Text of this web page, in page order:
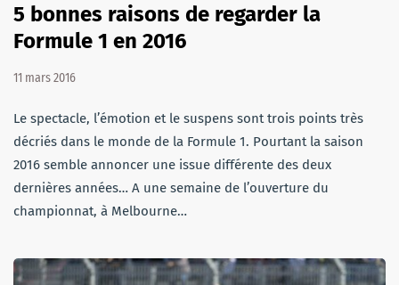
5 bonnes raisons de regarder la
Formule 1 en 2016
11 mars 2016
Le spectacle, l’émotion et le suspens sont trois points très
décriés dans le monde de la Formule 1. Pourtant la saison
2016 semble annoncer une issue différente des deux
dernières années… A une semaine de l’ouverture du
championnat, à Melbourne…